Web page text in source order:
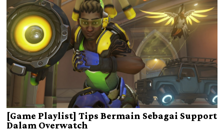
[Game Playlist] Tips Bermain Sebagai Support
Dalam Overwatch